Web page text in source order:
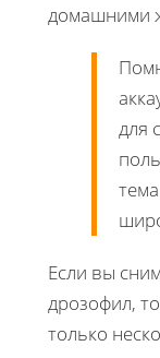
домашними
для
Если вы
дрозофил,
только